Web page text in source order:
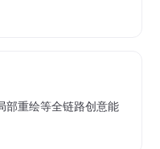
部重绘等全链路创意能